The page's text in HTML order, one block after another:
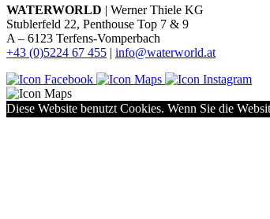
WATERWORLD | Werner Thiele KG
Stublerfeld 22, Penthouse Top 7 & 9
A – 6123 Terfens-Vomperbach
+43 (0)5224 67 455 | info@waterworld.at
Diese Website benutzt Cookies. Wenn Sie die